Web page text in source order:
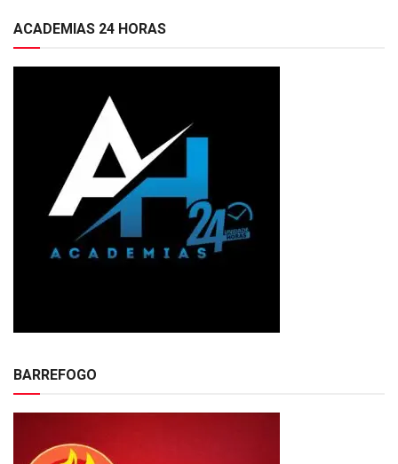
ACADEMIAS 24 HORAS
BARREFOGO